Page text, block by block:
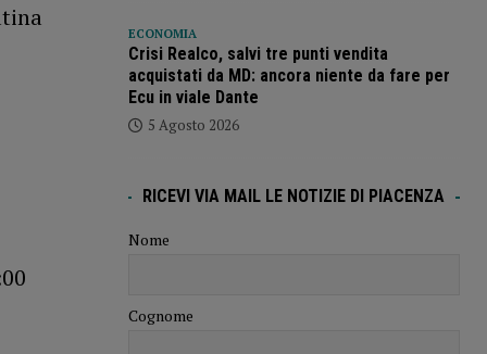
ECONOMIA
Crisi Realco, salvi tre punti vendita
acquistati da MD: ancora niente da fare per
Ecu in viale Dante
5 Agosto 2026
RICEVI VIA MAIL LE NOTIZIE DI PIACENZA
Nome
Cognome